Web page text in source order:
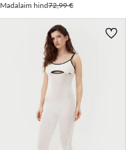
Madalaim hind72,99 €